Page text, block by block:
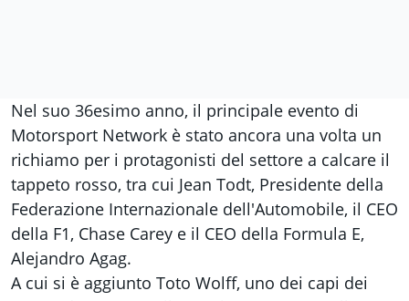
Nel suo 36esimo anno, il principale evento di
Motorsport Network è stato ancora una volta un
richiamo per i protagonisti del settore a calcare il
tappeto rosso, tra cui Jean Todt, Presidente della
Federazione Internazionale dell'Automobile, il CEO
della F1, Chase Carey e il CEO della Formula E,
Alejandro Agag.
A cui si è aggiunto Toto Wolff, uno dei capi dei